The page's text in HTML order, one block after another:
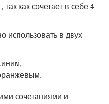
как сочетает в себе 4
использовать в двух
сочетаниями и